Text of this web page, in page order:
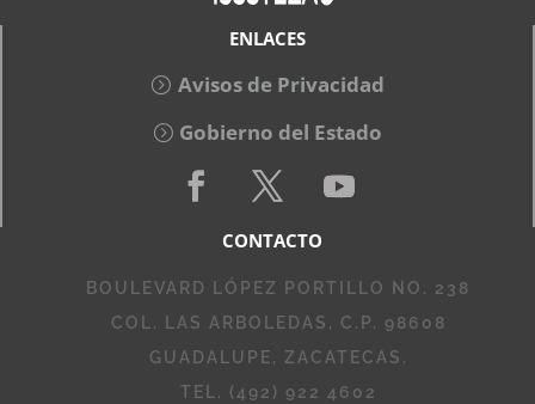
ENLACES
Avisos de Privacidad
Gobierno del Estado
CONTACTO
BOULEVARD LÓPEZ PORTILLO NO. 238
COL. LAS ARBOLEDAS, C.P. 98608
GUADALUPE, ZACATECAS.
TEL. (492) 922 4602